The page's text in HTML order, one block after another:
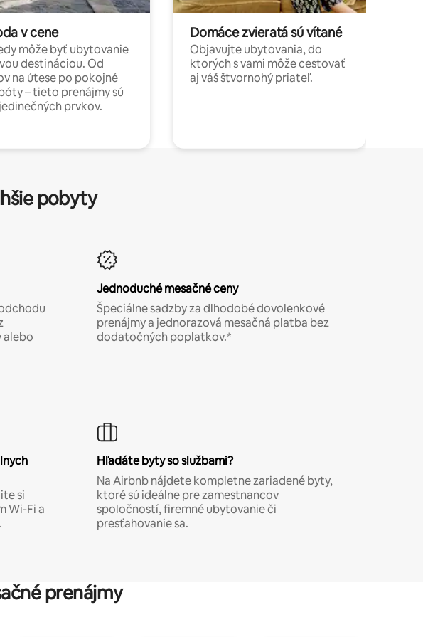
v cene
môže byť ubytovanie
destináciou. Od
na útese po pokojné
– tieto prenájmy sú
prvkov.
Domáce zvieratá sú vítané
Objavujte ubytovania, do
ktorých s vami môže cestovať
aj váš štvornohý priateľ.
pobyty
alebo
Jednoduché mesačné ceny
Špeciálne sadzby za dlhodobé dovolenkové
prenájmy a jednorazová mesačná platba bez
dodatočných poplatkov.*
si
Wi-Fi a
Hľadáte byty so službami?
Na Airbnb nájdete kompletne zariadené byty,
ktoré sú ideálne pre zamestnancov
spoločností, firemné ubytovanie či
presťahovanie sa.
prenájmy